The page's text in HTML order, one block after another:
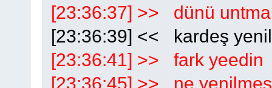
[23:36:37] >> dünü untma
[23:36:39] << kardeş
[23:36:41] >> fark yeedin
[23:36:45] >> ne